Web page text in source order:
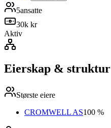
5ansatte
30k kr
Aktiv
Eierskap & struktur
Største eiere
CROMWELL AS100 %